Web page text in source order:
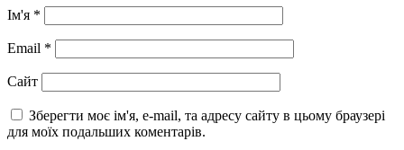
Ім'я *
Email *
Сайт
Зберегти моє ім'я, e-mail, та адресу сайту в цьому браузері
для моїх подальших коментарів.